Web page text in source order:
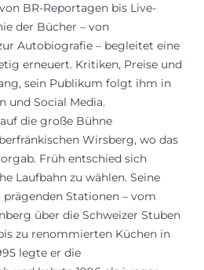
BR-Reportagen bis Live-
der Bücher – von
Autobiografie – begleitet eine
erneuert. Kritiken, Preise und
sein Publikum folgt ihm in
und Social Media.
die große Bühne
Wirsberg, wo das
Früh entschied sich
Laufbahn zu wählen. Seine
Stationen – vom
über die Schweizer Stuben
zu renommierten Küchen in
legte er die